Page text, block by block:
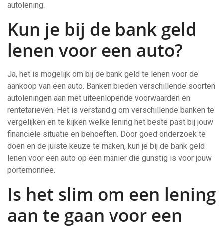
autolening.
Kun je bij de bank geld
lenen voor een auto?
Ja, het is mogelijk om bij de bank geld te lenen voor de
aankoop van een auto. Banken bieden verschillende soorten
autoleningen aan met uiteenlopende voorwaarden en
rentetarieven. Het is verstandig om verschillende banken te
vergelijken en te kijken welke lening het beste past bij jouw
financiële situatie en behoeften. Door goed onderzoek te
doen en de juiste keuze te maken, kun je bij de bank geld
lenen voor een auto op een manier die gunstig is voor jouw
portemonnee.
Is het slim om een lening
aan te gaan voor een